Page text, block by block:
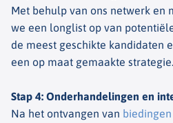
Met behulp van ons netwerk en
we een longlist op van
de meest geschikte kandidaten
een op maat gemaakte strategie.
Stap 4: Onderhandelingen en
Na het ontvangen van biedingen